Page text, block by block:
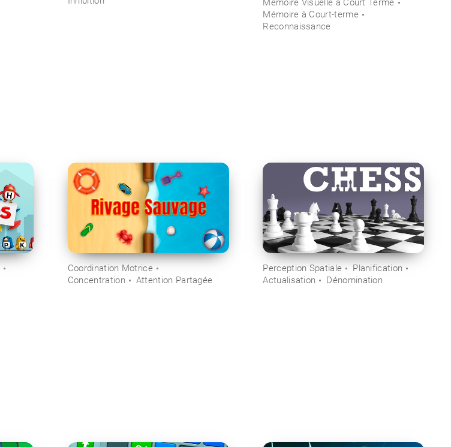
Mémoire Visuelle à Court Terme
Mémoire à Court-terme
Reconnaissance
Coordination Motrice
Concentration
Attention Partagée
Perception Spatiale
Planification
Actualisation
Dénomination